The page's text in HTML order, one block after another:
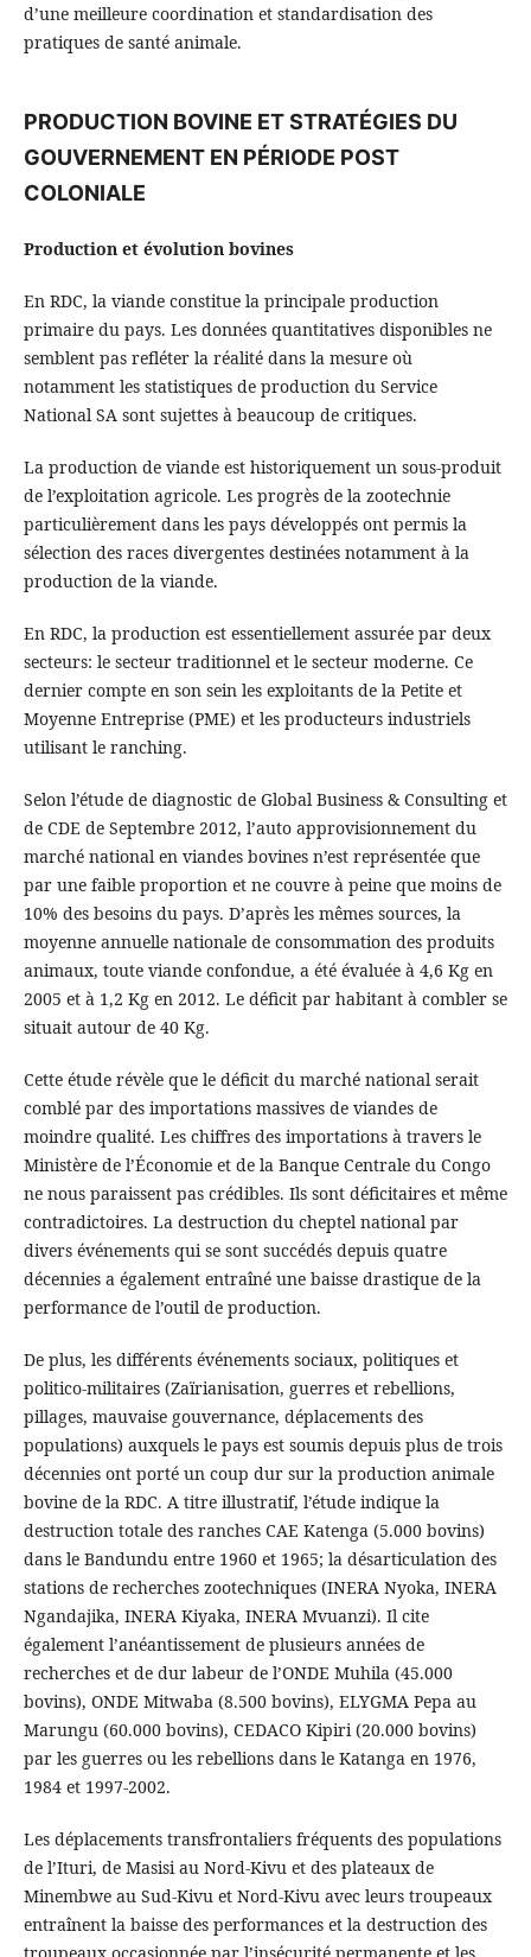
d’une meilleure coordination et standardisation des
pratiques de santé animale.
PRODUCTION BOVINE ET STRATÉGIES DU
GOUVERNEMENT EN PÉRIODE POST
COLONIALE
Production et évolution bovines
En RDC, la viande constitue la principale production
primaire du pays. Les données quantitatives disponibles ne
semblent pas refléter la réalité dans la mesure où
notamment les statistiques de production du Service
National SA sont sujettes à beaucoup de critiques.
La production de viande est historiquement un sous-produit
de l’exploitation agricole. Les progrès de la zootechnie
particulièrement dans les pays développés ont permis la
sélection des races divergentes destinées notamment à la
production de la viande.
En RDC, la production est essentiellement assurée par deux
secteurs: le secteur traditionnel et le secteur moderne. Ce
dernier compte en son sein les exploitants de la Petite et
Moyenne Entreprise (PME) et les producteurs industriels
utilisant le ranching.
Selon l’étude de diagnostic de Global Business & Consulting et
de CDE de Septembre 2012, l’auto approvisionnement du
marché national en viandes bovines n’est représentée que
par une faible proportion et ne couvre à peine que moins de
10% des besoins du pays. D’après les mêmes sources, la
moyenne annuelle nationale de consommation des produits
animaux, toute viande confondue, a été évaluée à 4,6 Kg en
2005 et à 1,2 Kg en 2012. Le déficit par habitant à combler se
situait autour de 40 Kg.
Cette étude révèle que le déficit du marché national serait
comblé par des importations massives de viandes de
moindre qualité. Les chiffres des importations à travers le
Ministère de l’Économie et de la Banque Centrale du Congo
ne nous paraissent pas crédibles. Ils sont déficitaires et même
contradictoires. La destruction du cheptel national par
divers événements qui se sont succédés depuis quatre
décennies a également entraîné une baisse drastique de la
performance de l’outil de production.
De plus, les différents événements sociaux, politiques et
politico-militaires (Zaïrianisation, guerres et rebellions,
pillages, mauvaise gouvernance, déplacements des
populations) auxquels le pays est soumis depuis plus de trois
décennies ont porté un coup dur sur la production animale
bovine de la RDC. A titre illustratif, l’étude indique la
destruction totale des ranches CAE Katenga (5.000 bovins)
dans le Bandundu entre 1960 et 1965; la désarticulation des
stations de recherches zootechniques (INERA Nyoka, INERA
Ngandajika, INERA Kiyaka, INERA Mvuanzi). Il cite
également l’anéantissement de plusieurs années de
recherches et de dur labeur de l’ONDE Muhila (45.000
bovins), ONDE Mitwaba (8.500 bovins), ELYGMA Pepa au
Marungu (60.000 bovins), CEDACO Kipiri (20.000 bovins)
par les guerres ou les rebellions dans le Katanga en 1976,
1984 et 1997-2002.
Les déplacements transfrontaliers fréquents des populations
de l’Ituri, de Masisi au Nord-Kivu et des plateaux de
Minembwe au Sud-Kivu et Nord-Kivu avec leurs troupeaux
entraînent la baisse des performances et la destruction des